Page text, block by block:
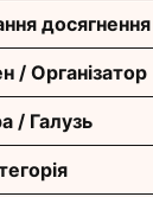
досягнення
/ Організатор
/ Галузь